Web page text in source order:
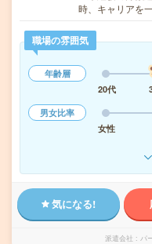
時、キャリアを
職場の雰囲気
年齢層
20代
男女比率
女性
気になる!
派遣会社 パ